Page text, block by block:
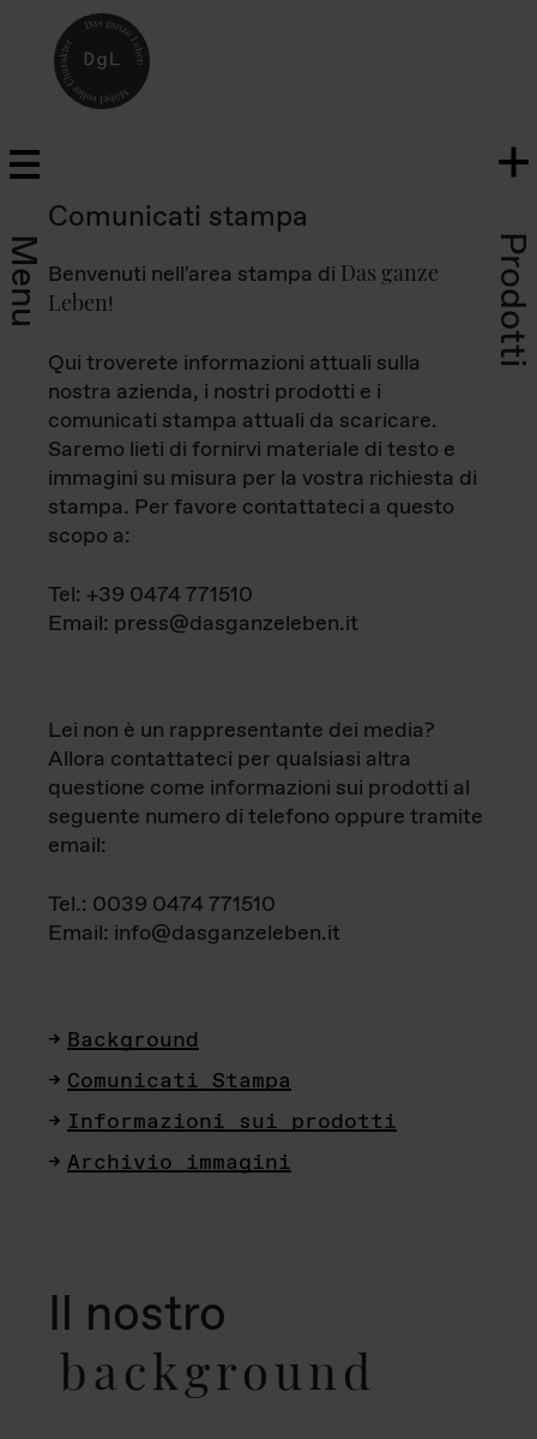
Menu Prodotti
Comunicati stampa
Benvenuti nell'area stampa di Das ganze
Leben!
Qui troverete informazioni attuali sulla
nostra azienda, i nostri prodotti e i
comunicati stampa attuali da scaricare.
Saremo lieti di fornirvi materiale di testo e
immagini su misura per la vostra richiesta di
stampa. Per favore contattateci a questo
scopo a:
Tel: +39 0474 771510
Email: press@dasganzeleben.it
Lei non è un rappresentante dei media?
Allora contattateci per qualsiasi altra
questione come informazioni sui prodotti al
seguente numero di telefono oppure tramite
email:
Tel.: 0039 0474 771510
Email: info@dasganzeleben.it
Background
Comunicati Stampa
Informazioni sui prodotti
Archivio immagini
Il nostro
background